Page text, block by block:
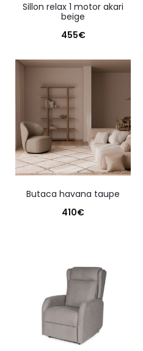
sillon relax 1 motor akari
beige
455€
butaca havana taupe
410€